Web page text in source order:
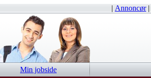
| Annoncør|
Min jobside